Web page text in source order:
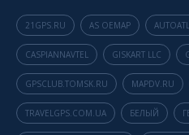
21GPS.RU AS OEMAP
CASPIANNAVTEL GISKART LLC
GPSCLUB.TOMSK.RU MAPDV.RU
TRAVELGPS.COM.UA БЕЛЫЙ